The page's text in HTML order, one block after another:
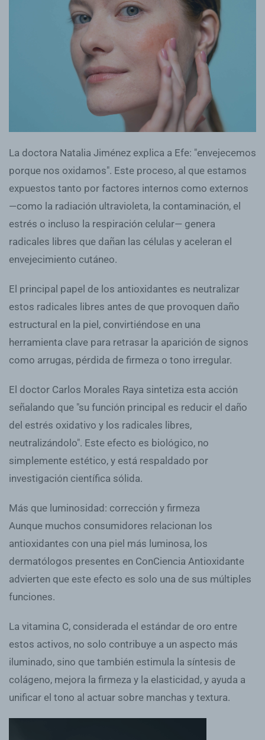
La doctora Natalia Jiménez explica a Efe: "envejecemos
porque nos oxidamos". Este proceso, al que estamos
expuestos tanto por factores internos como externos
—como la radiación ultravioleta, la contaminación, el
estrés o incluso la respiración celular— genera
radicales libres que dañan las células y aceleran el
envejecimiento cutáneo.
El principal papel de los antioxidantes es neutralizar
estos radicales libres antes de que provoquen daño
estructural en la piel, convirtiéndose en una
herramienta clave para retrasar la aparición de signos
como arrugas, pérdida de firmeza o tono irregular.
El doctor Carlos Morales Raya sintetiza esta acción
señalando que "su función principal es reducir el daño
del estrés oxidativo y los radicales libres,
neutralizándolo". Este efecto es biológico, no
simplemente estético, y está respaldado por
investigación científica sólida.
Más que luminosidad: corrección y firmeza
Aunque muchos consumidores relacionan los
antioxidantes con una piel más luminosa, los
dermatólogos presentes en ConCiencia Antioxidante
advierten que este efecto es solo una de sus múltiples
funciones.
La vitamina C, considerada el estándar de oro entre
estos activos, no solo contribuye a un aspecto más
iluminado, sino que también estimula la síntesis de
colágeno, mejora la firmeza y la elasticidad, y ayuda a
unificar el tono al actuar sobre manchas y textura.